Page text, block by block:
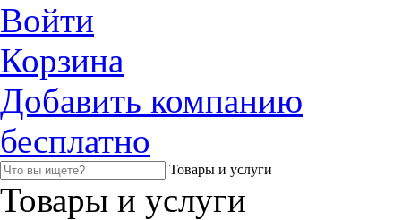
Войти
Корзина
Добавить компанию
бесплатно
Товары и услуги
Товары и услуги